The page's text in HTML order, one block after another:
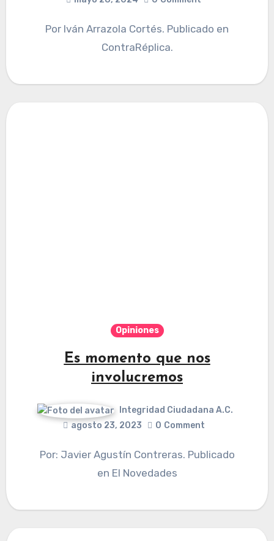
Por Iván Arrazola Cortés. Publicado en
ContraRéplica.
Opiniones
Es momento que nos
involucremos
Integridad Ciudadana A.C.
agosto 23, 2023
0 Comment
Por: Javier Agustín Contreras. Publicado
en El Novedades